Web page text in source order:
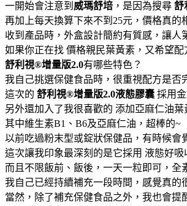
一開始會注意到 威瑪舒培 ，是因為搜尋 舒
再加上每天換算下來不到25元，價格真的
收到產品時，外盒設計簡約有質感，讓
如果你正在找 價格親民葉黃素，又希望
舒利視®增量版2.0有哪些特色？
我自己挑選保健食品時，很重視配方是否
這次的 舒利視®增量版2.0液態膠囊 採用
另外還加入了我很喜歡的 添加亞麻仁油
其中維生素B1、B6及亞麻仁油，超棒的~
以前吃過粉末型或錠狀保健品，有時候會
這次讓我印象最深刻的是它採用 液態好
而且不限飯前、飯後，一天一粒即可，
我自己已經持續補充一段時間，感覺真的
當然，除了補充保健食品之外，我也會